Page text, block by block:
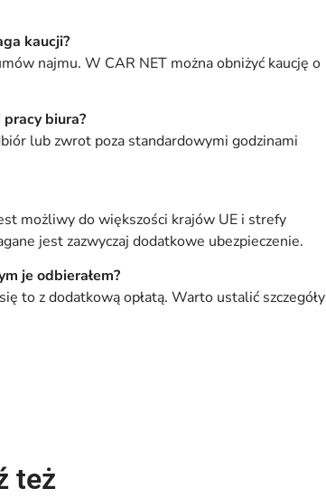
kaucji?
najmu. W CAR NET można obniżyć kaucję o
biura?
lub zwrot poza standardowymi godzinami
możliwy do większości krajów UE i strefy
jest zazwyczaj dodatkowe ubezpieczenie.
je odbierałem?
to z dodatkową opłatą. Warto ustalić szczegóły
też